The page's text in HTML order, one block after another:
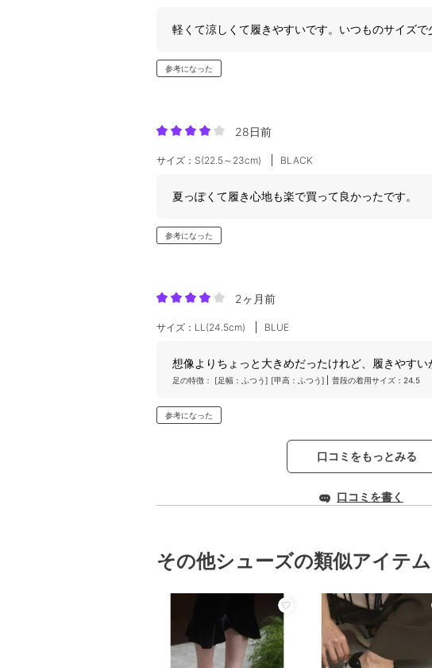
軽くて涼しくて履きやすいです。いつものサイズで
参考になった
28日前
サイズ：S(22.5～23cm) BLACK
夏っぽくて履き心地も楽で買って良かったです。
参考になった
2ヶ月前
サイズ：LL(24.5cm) BLUE
想像よりちょっと大きめだったけれど、履きやすい
足の特徴： [足幅：ふつう] [甲高：ふつう] 普段の着用サイズ：24.5
参考になった
口コミをもっとみる
口コミを書く
その他シューズの類似アイテム